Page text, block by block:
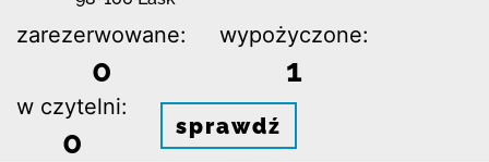
zarezerwowane:
0
wypożyczone:
1
w czytelni:
0 sprawdź